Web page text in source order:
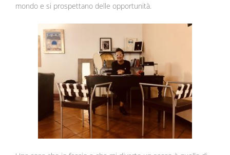
mondo e si prospettano delle opportunità.